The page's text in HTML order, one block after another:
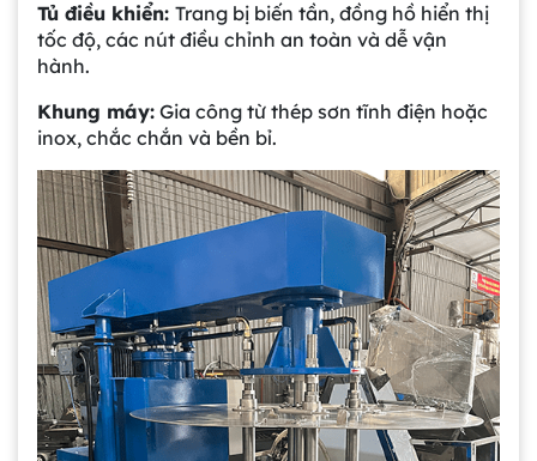
Tủ điều khiển: Trang bị biến tần, đồng hồ hiển thị
tốc độ, các nút điều chỉnh an toàn và dễ vận
hành.
Khung máy: Gia công từ thép sơn tĩnh điện hoặc
inox, chắc chắn và bền bỉ.